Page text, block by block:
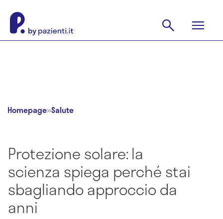
Homepage»Salute
Protezione solare: la
scienza spiega perché stai
sbagliando approccio da
anni